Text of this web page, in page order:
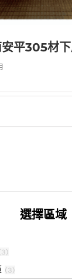
安平305材
選擇區域
3)
(3)